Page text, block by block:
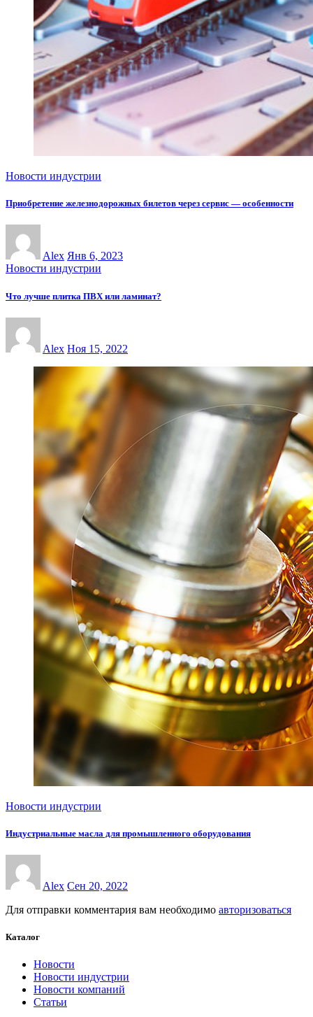
Новости индустрии
Приобретение железнодорожных билетов через сервис — особенности
Alex Янв 6, 2023
Новости индустрии
Что лучше плитка ПВХ или ламинат?
Alex Ноя 15, 2022
Новости индустрии
Индустриальные масла для промышленного оборудования
Alex Сен 20, 2022
Для отправки комментария вам необходимо авторизоваться
Каталог
Новости
Новости индустрии
Новости компаний
Статьи